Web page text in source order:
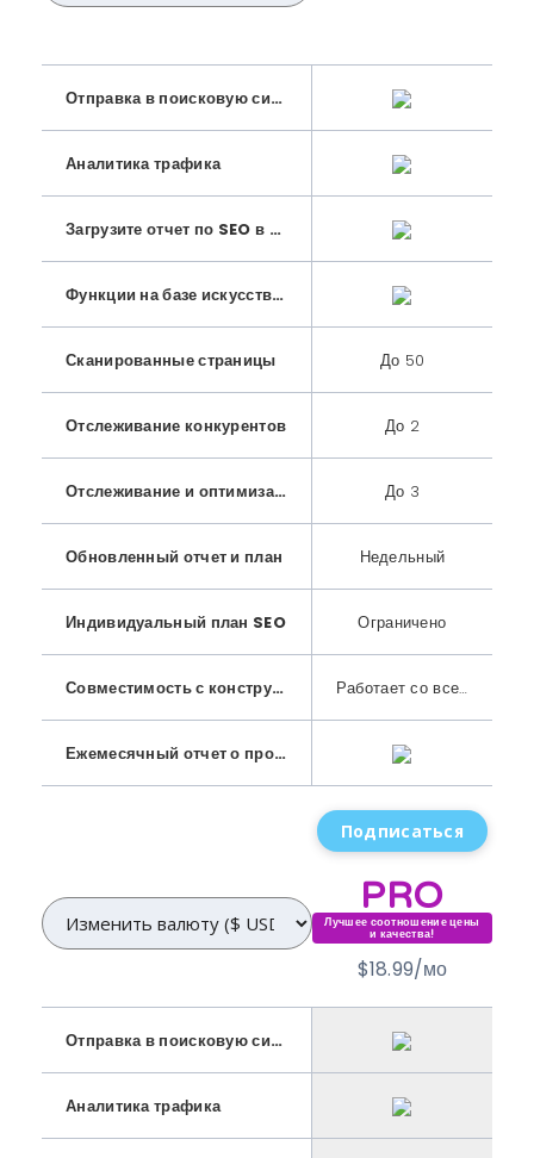
Отправка в поисковую систему
Аналитика трафика
Загрузите отчет по SEO в формате PDF (см. пример)
Функции на базе искусственного интеллекта: автоматическая генерация заголовка и метаописания
Сканированные страницы
Отслеживание конкурентов
Отслеживание и оптимизация ключевых слов
Обновленный отчет и план
Индивидуальный план SEO
Совместимость с конструктором веб-сайтов
Ежемесячный отчет о проделанной работе
До 50
До 2
До 3
Недельный
Ограничено
Работает со всеми конструкторами сайтов
Подписаться
Отправка в поисковую систему
Аналитика трафика
PRO
Лучшее соотношение цены
и качества!
$18.99/мо